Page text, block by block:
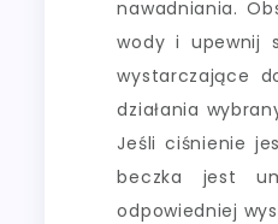
nawadniania.
wody i upewnij
wystarczające
działania
Jeśli ciśnienie
beczka jest
odpowiedniej